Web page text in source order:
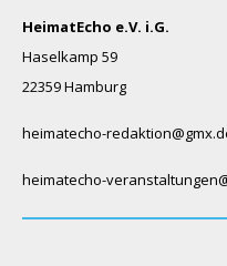
HeimatEcho e.V. i.G.
Haselkamp 59
22359 Hamburg
heimatecho-
heimatecho-